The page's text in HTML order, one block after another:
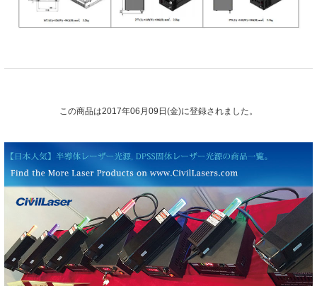
この商品は2017年06月09日(金)に登録されました。